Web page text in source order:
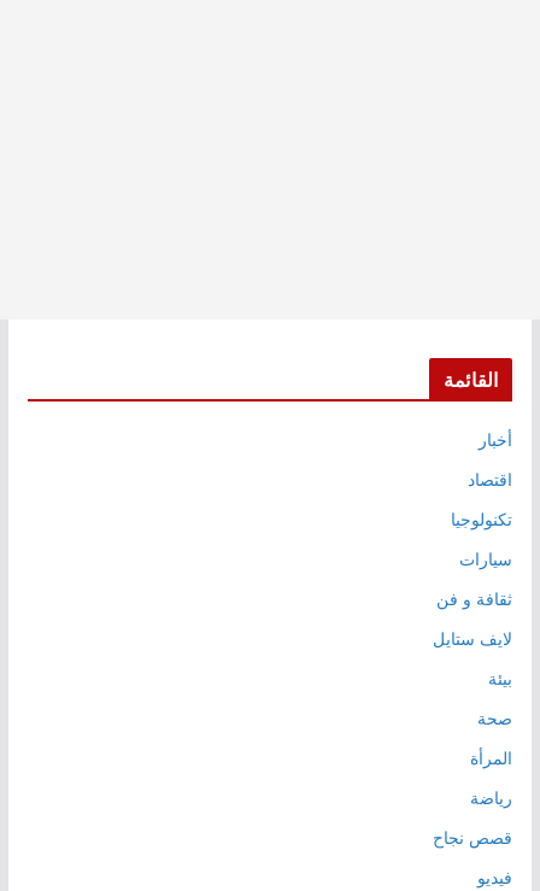
القائمة
أخبار
اقتصاد
تكنولوجيا
سيارات
ثقافة و فن
لايف ستايل
بيئة
صحة
المرأة
رياضة
قصص نجاح
فيديو